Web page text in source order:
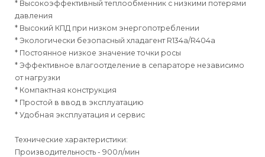
* Высокоэффективный теплообменник с низкими потерями
давления
* Высокий КПД при низком энергопотреблении
* Экологически безопасный хладагент R134a/R404a
* Постоянное низкое значение точки росы
* Эффективное влагоотделение в сепараторе независимо
от нагрузки
* Компактная конструкция
* Простой в ввод в эксплуатацию
* Удобная эксплуатация и сервис
Технические характеристики:
Производительность - 900л/мин